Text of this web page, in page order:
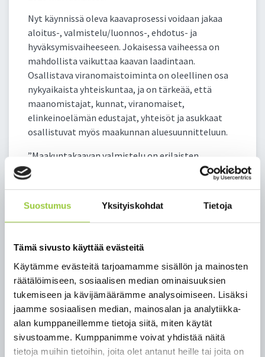
Suostumus Yksityiskohdat Tietoja
Tämä sivusto käyttää evästeitä
Käytämme evästeitä tarjoamamme sisällön ja mainosten
räätälöimiseen, sosiaalisen median ominaisuuksien
tukemiseen ja kävijämäärämme analysoimiseen. Lisäksi
jaamme sosiaalisen median, mainosalan ja analytiikka-
alan kumppaneillemme tietoja siitä, miten käytät
sivustoamme. Kumppanimme voivat yhdistää näitä
tietoja muihin tietoihin, joita olet antanut heille tai joita on
Nyt käynnissä oleva kaavaprosessi voidaan jakaa
aloitus-, valmistelu/luonnos-, ehdotus- ja
hyväksymisvaiheeseen. Jokaisessa vaiheessa on
mahdollista vaikuttaa kaavan laadintaan.
Osallistava viranomaistoiminta on oleellinen osa
nykyaikaista yhteiskuntaa, ja on tärkeää, että
maanomistajat, kunnat, viranomaiset,
elinkeinoelämän edustajat, yhteisöt ja asukkaat
osallistuvat myös maakunnan aluesuunnitteluun.
”Maakuntakaavan valmistelu on erilaisten
tavoitteiden ja maankäyttötarpeiden
yhteensovittamista. Esimerkiksi alueen asukkaiden
saadaan kaavan valmisteluun sellaista paikallista
tietoa, jossa paikalliset ovat parhaita
saatavilla valtakunnallisista tai muista vastaavista
tietolähteistä”, suunnittelujohtaja Sanna
Schroderus toteaa.
Kainuussa maakuntakaavan valmisteluprosessi on
parhaillaan luonnosvaiheessa.
Maakuntakaavaluonnos oli julkisesti nähtävillä
vuodenvaihteessa 2021–2022. Kaavaluonnoksesta